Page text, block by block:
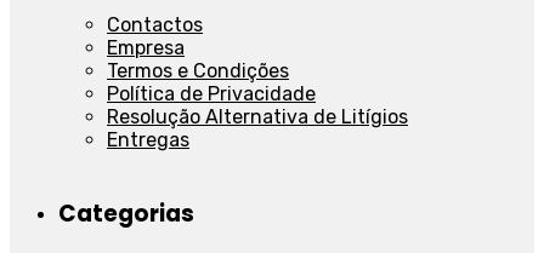
Contactos
Empresa
Termos e Condições
Política de Privacidade
Resolução Alternativa de Litígios
Entregas
Categorias